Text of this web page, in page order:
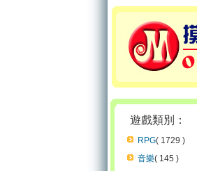
遊戲類別：
RPG( 1729 )
音樂( 145 )